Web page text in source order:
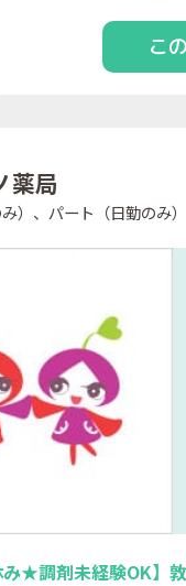
こ
薬局
）、パート（日勤のみ）
み★調剤未経験OK】